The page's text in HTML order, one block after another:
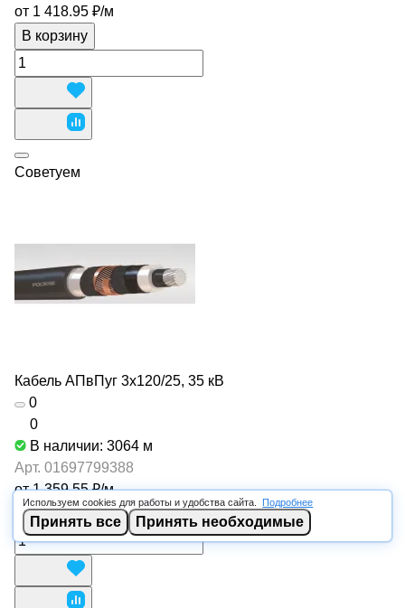
от 1 418.95 ₽/м
В корзину
Советуем
Кабель АПвПуг 3х120/25, 35 кВ
0
0
В наличии: 3064 м
Арт. 01697799388
от 1 359.55 ₽/м
В корзину
Используем cookies для работы и удобства сайта. Подробнее
Принять все Принять необходимые